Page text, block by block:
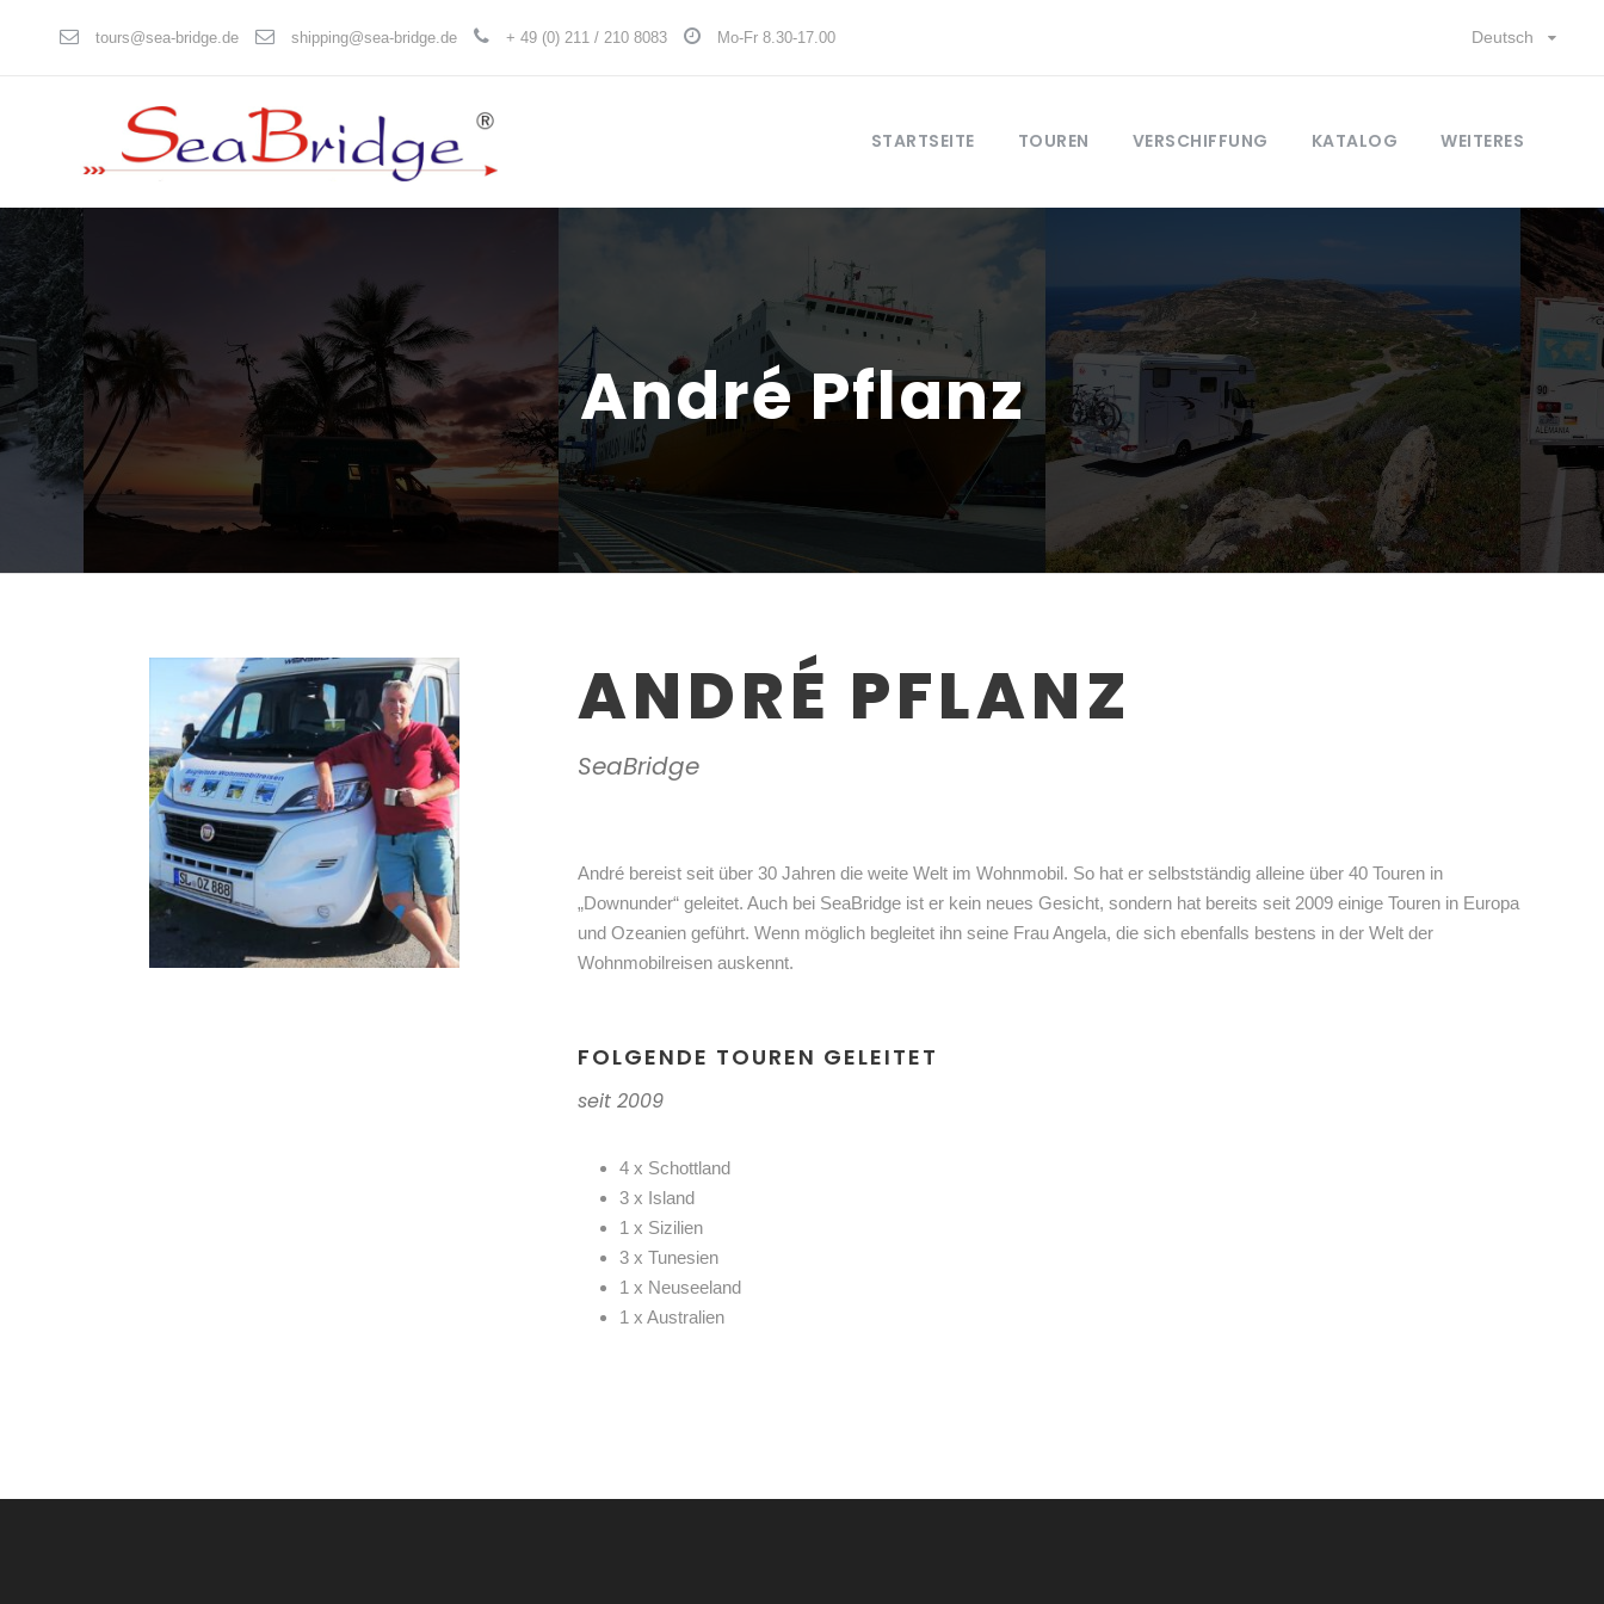
tours@sea-bridge.de shipping@sea-bridge.de + 49 (0) 211 / 210 8083 Mo-Fr 8.30-17.00 Deutsch
STARTSEITE TOUREN VERSCHIFFUNG KATALOG WEITERES
André Pflanz
ANDRÉ PFLANZ
SeaBridge
André bereist seit über 30 Jahren die weite Welt im Wohnmobil. So hat er selbstständig alleine über 40 Touren in
„Downunder“ geleitet. Auch bei SeaBridge ist er kein neues Gesicht, sondern hat bereits seit 2009 einige Touren in Europa
und Ozeanien geführt. Wenn möglich begleitet ihn seine Frau Angela, die sich ebenfalls bestens in der Welt der
Wohnmobilreisen auskennt.
FOLGENDE TOUREN GELEITET
seit 2009
4 x Schottland
3 x Island
1 x Sizilien
3 x Tunesien
1 x Neuseeland
1 x Australien